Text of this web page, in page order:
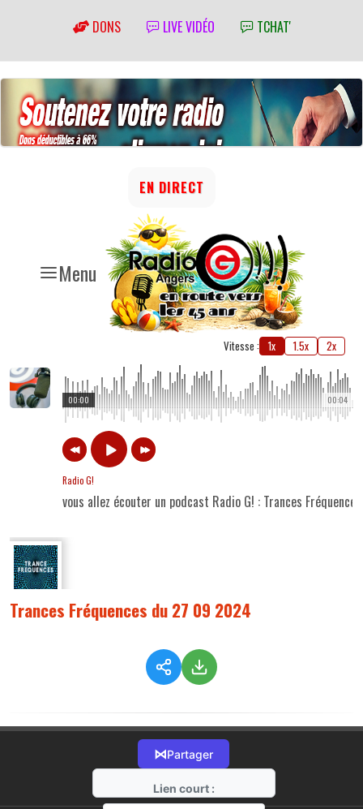
DONS LIVE VIDÉO TCHAT'
Menu
EN DIRECT
Vitesse : 1x 1.5x 2x
00:04
00:00
Radio G!
vous allez écouter un podcast Radio G! : Trances
Trances Fréquences du 27 09 2024
⋈Partager
Lien court :